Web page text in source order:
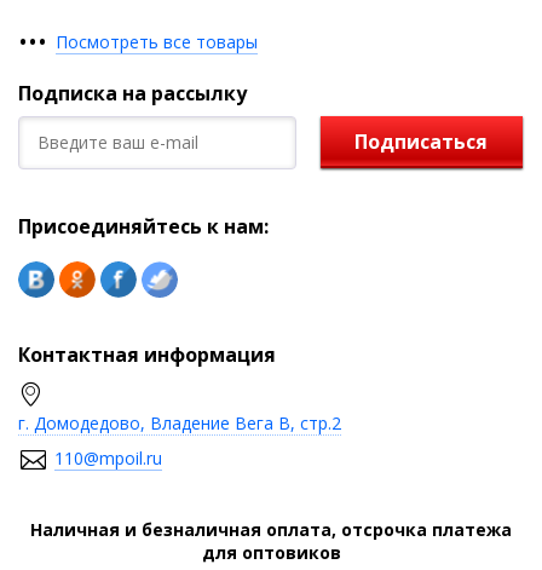
••• Посмотреть все товары
Подписка на рассылку
Подписаться
Присоединяйтесь к нам:
Контактная информация
г. Домодедово, Владение Вега В, стр.2
110@mpoil.ru
Наличная и безналичная оплата, отсрочка платежа
для оптовиков